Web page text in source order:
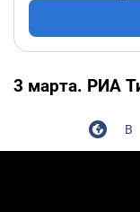
3 марта. РИА